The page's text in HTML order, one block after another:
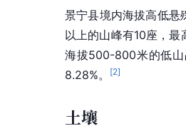
景宁县境内海拔高低悬
以上的山峰有10座，最
海拔500-800米的低
8.28%。
[2]
土壤